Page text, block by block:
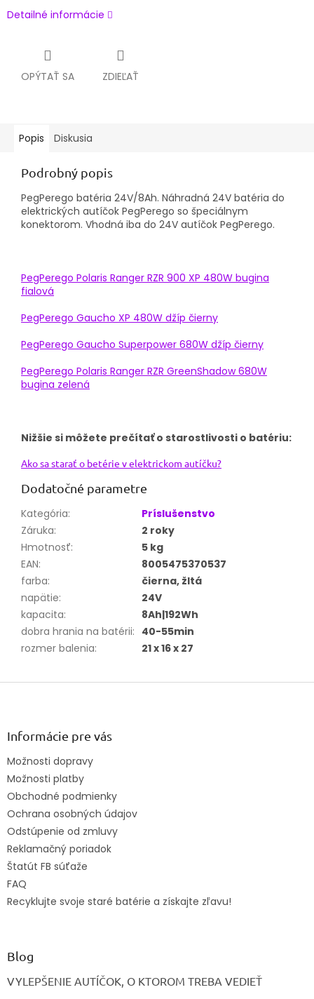
Detailné informácie
OPÝTAŤ SA ZDIEĽAŤ
Popis Diskusia
Podrobný popis
PegPerego batéria 24V/8Ah. Náhradná 24V batéria do
elektrických autíčok PegPerego so špeciálnym
konektorom. Vhodná iba do 24V autíčok PegPerego.
PegPerego Polaris Ranger RZR 900 XP 480W bugina
fialová
PegPerego Gaucho XP 480W džíp čierny
PegPerego Gaucho Superpower 680W džíp čierny
PegPerego Polaris Ranger RZR GreenShadow 680W
bugina zelená
Nižšie si môžete prečítať o starostlivosti o batériu:
Ako sa starať o betérie v elektrickom autíčku?
Dodatočné parametre
Kategória:
Príslušenstvo
Záruka:
2 roky
Hmotnosť:
5 kg
EAN:
8005475370537
farba:
čierna, žltá
napätie:
24V
kapacita:
8Ah|192Wh
dobra hrania na batérii: 40-55min
rozmer balenia: 21 x 16 x 27
Informácie pre vás
Možnosti dopravy
Možnosti platby
Obchodné podmienky
Ochrana osobných údajov
Odstúpenie od zmluvy
Reklamačný poriadok
Štatút FB súťaže
FAQ
Recyklujte svoje staré batérie a získajte zľavu!
Blog
VYLEPŠENIE AUTÍČOK, O KTOROM TREBA VEDIEŤ